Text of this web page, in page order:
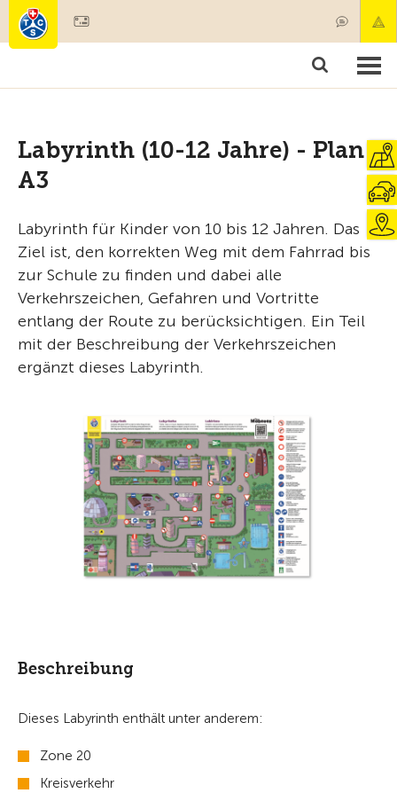
Produkte & Angebote
Labyrinth (10-12 Jahre) - Plan
A3
Labyrinth für Kinder von 10 bis 12 Jahren. Das
Ziel ist, den korrekten Weg mit dem Fahrrad bis
zur Schule zu finden und dabei alle
Verkehrszeichen, Gefahren und Vortritte
entlang der Route zu berücksichtigen. Ein Teil
mit der Beschreibung der Verkehrszeichen
ergänzt dieses Labyrinth.
Beschreibung
Dieses Labyrinth enthält unter anderem:
Zone 20
Kreisverkehr